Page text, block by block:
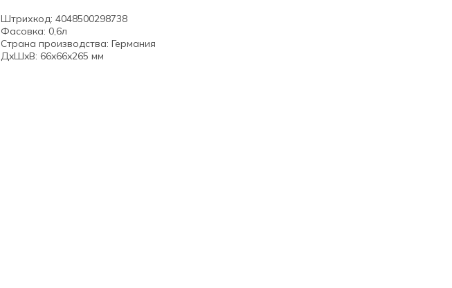
Штрихкод: 4048500298738
Фасовка: 0,6л
Страна производства: Германия
ДxШxВ: 66x66x265 мм